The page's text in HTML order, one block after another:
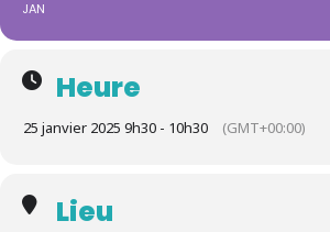
JAN
Heure
25 janvier 2025 9h30 - 10h30 (GMT+00:00)
Lieu